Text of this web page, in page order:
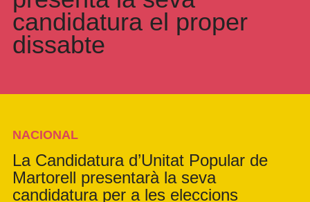
candidatura el proper
dissabte
NACIONAL
La Candidatura d’Unitat Popular de
Martorell presentarà la seva
candidatura per a les eleccions